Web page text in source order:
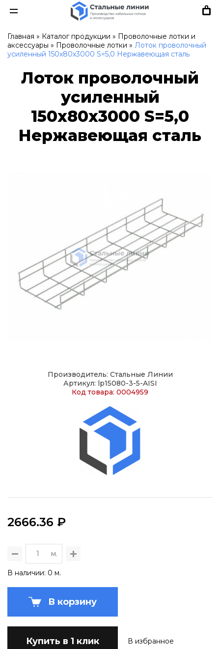
Главная » Каталог продукции » Проволочные лотки и
аксессуары » Проволочные лотки » Лоток проволочный
усиленный 150х80х3000 S=5,0 Нержавеющая сталь
Лоток проволочный
усиленный
150х80х3000 S=5,0
Нержавеющая сталь
Производитель: Стальные Линии
Артикул: lp15080-3-5-AISI
Код товара: 0004959
2666.36 ₽
м.
В наличии: 0 м.
В корзину
Купить в 1 клик В избранное